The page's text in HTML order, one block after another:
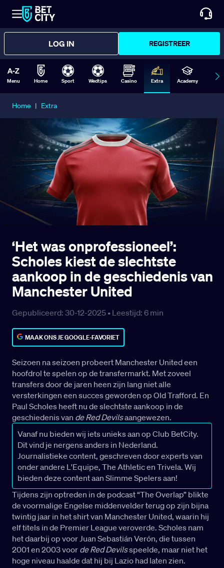
LOG IN REGISTREER
Menu Home Sport Wedtips Casino Extra Academy
Home | Extra
‘Het was onprofessioneel’:
Scholes kiest de slechtste
aankoop in de geschiedenis van
Manchester United
Gepubliceerd: 30-12-2025 • Leestijd: 6 min
MAAK ONS JE GOOGLE-FAVORIET
Seizoen na seizoen probeert Manchester United een
hoofdrol te spelen op de transfermarkt. Met zoveel
transfers door de jaren heen zijn lang niet alle
versterkingen een succes geworden op Old Trafford. En
Paul Scholes heeft nu de slechtste aankoop in de
geschiedenis van de Red Devilsaangewezen.
Vanaf nu bieden wij iets unieks aan op Club BetCity.
Dit vind je nergens anders in Nederland.
Journalistieke content, geschreven door experts van
onder andere L'Equipe, The Athletic en Trivela. Wij
bieden deze content aan Slimme Spelers aan!
Tijdens zijn optreden in de podcast “The Overlap” blikte
de voormalige Engelse middenvelder terug op zijn bijna
twintig jaar in het shirt van Manchester United, waarin hij
elf titels in de Premier League veroverde. Scholes nam
het daarbij op voor Juan Sebastián Verón, die tussen
2001 en 2003 voor de Red Devilsspeelde, maar niet het
hoge niveau haalde dat hij bij Lazio had laten zien.